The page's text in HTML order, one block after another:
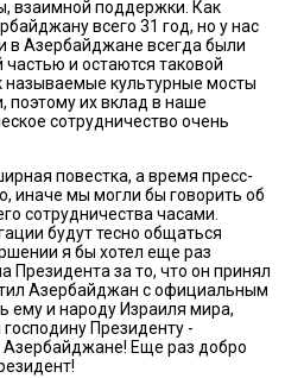
взаимной поддержки. Как
всего 31 год, но у нас
в Азербайджане всегда были
и остаются таковой
называемые культурные мосты
их вклад в наше
сотрудничество очень
повестка, а время пресс-
иначе мы могли бы говорить об
сотрудничества часами.
будут тесно общаться
я бы хотел еще раз
Президента за то, что он принял
Азербайджан с официальным
ему и народу Израиля мира,
Президенту -
Азербайджане! Еще раз добро